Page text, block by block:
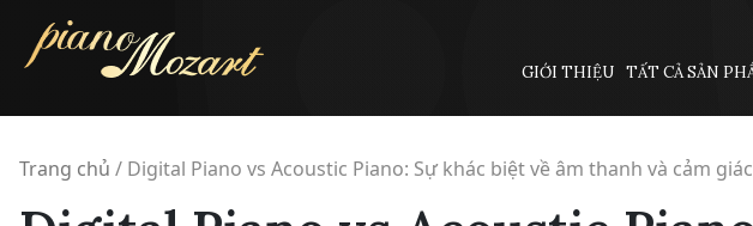
content
GIỚI THIỆU TẤT CẢ SẢN
Trang chủ / Digital Piano vs Acoustic Piano: Sự khác biệt về âm thanh và cảm